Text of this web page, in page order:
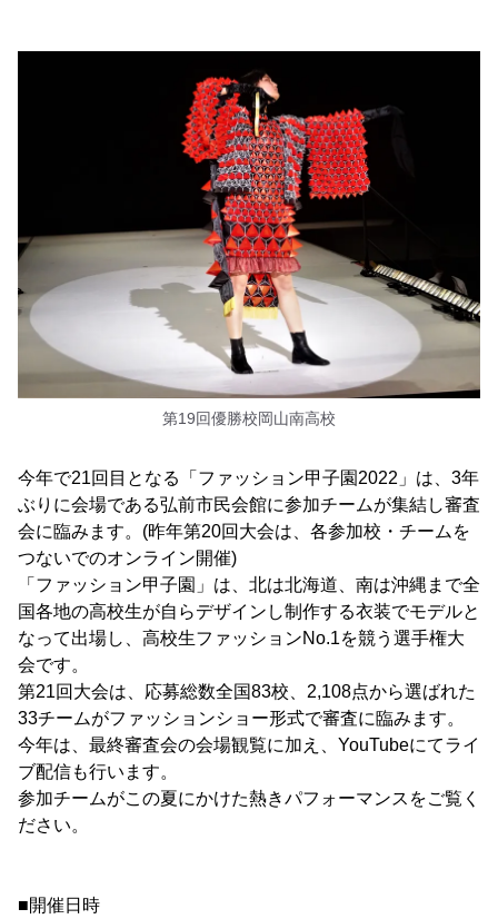
第19回優勝校岡山南高校
今年で21回目となる「ファッション甲子園2022」は、3年
ぶりに会場である弘前市民会館に参加チームが集結し審査
会に臨みます。(昨年第20回大会は、各参加校・チームを
つないでのオンライン開催)
「ファッション甲子園」は、北は北海道、南は沖縄まで全
国各地の高校生が自らデザインし制作する衣装でモデルと
なって出場し、高校生ファッションNo.1を競う選手権大
会です。
第21回大会は、応募総数全国83校、2,108点から選ばれた
33チームがファッションショー形式で審査に臨みます。
今年は、最終審査会の会場観覧に加え、YouTubeにてライ
ブ配信も行います。
参加チームがこの夏にかけた熱きパフォーマンスをご覧く
ださい。
■開催日時